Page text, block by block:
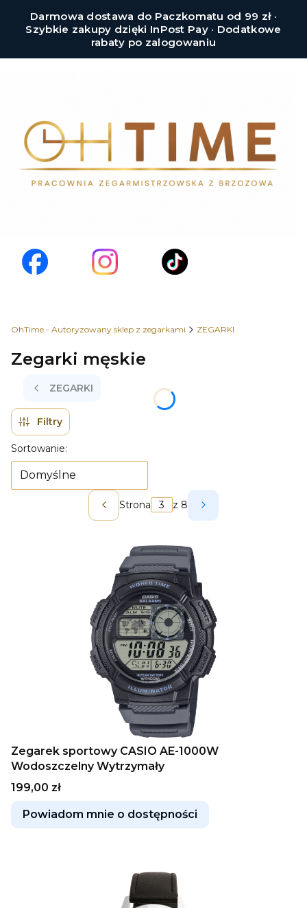
Darmowa dostawa do Paczkomatu od 99 zł ·
Szybkie zakupy dzięki InPost Pay · Dodatkowe
rabaty po zalogowaniu
OhTime - Autoryzowany sklep z zegarkami ZEGARKI
Zegarki męskie
ZEGARKI
Filtry
Lista produktów
Sortowanie:
Domyślne
Poprzednie produkty
Strona z 8 Następne
Zegarek sportowy CASIO AE-1000W
Wodoszczelny Wytrzymały
Cena
199,00 zł
Powiadom mnie o dostępności